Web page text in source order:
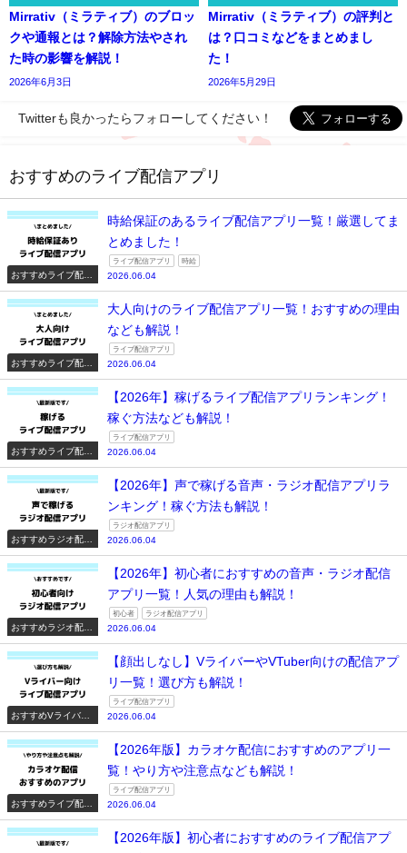
Mirrativ（ミラティブ）のブロッ
クや通報とは？解除方法やされ
た時の影響を解説！
2026年6月3日
Mirrativ（ミラティブ）の評判と
は？口コミなどをまとめまし
た！
2026年5月29日
Twitterも良かったらフォローしてください！
おすすめのライブ配信アプリ
おすすめライブ配信
アプリ一覧
時給保証のあるライブ配信アプリ一覧！厳選してま
とめました！
ライブ配信アプリ 時給
2026.06.04
おすすめライブ配信
アプリ一覧
大人向けのライブ配信アプリ一覧！おすすめの理由
なども解説！
ライブ配信アプリ
2026.06.04
おすすめライブ配信
アプリ一覧
【2026年】稼げるライブ配信アプリランキング！
稼ぐ方法なども解説！
ライブ配信アプリ
2026.06.04
おすすめラジオ配信
アプリ一覧
【2026年】声で稼げる音声・ラジオ配信アプリラ
ンキング！稼ぐ方法も解説！
ラジオ配信アプリ
2026.06.04
おすすめラジオ配信
アプリ一覧
【2026年】初心者におすすめの音声・ラジオ配信
アプリ一覧！人気の理由も解説！
初心者 ラジオ配信アプリ
2026.06.04
おすすめVライバー
系配信アプリ一覧
【顔出しなし】VライバーやVTuber向けの配信アプ
リ一覧！選び方も解説！
ライブ配信アプリ
2026.06.04
おすすめライブ配信
アプリ一覧
【2026年版】カラオケ配信におすすめのアプリ一
覧！やり方や注意点なども解説！
ライブ配信アプリ
2026.06.04
【2026年版】初心者におすすめのライブ配信アプ